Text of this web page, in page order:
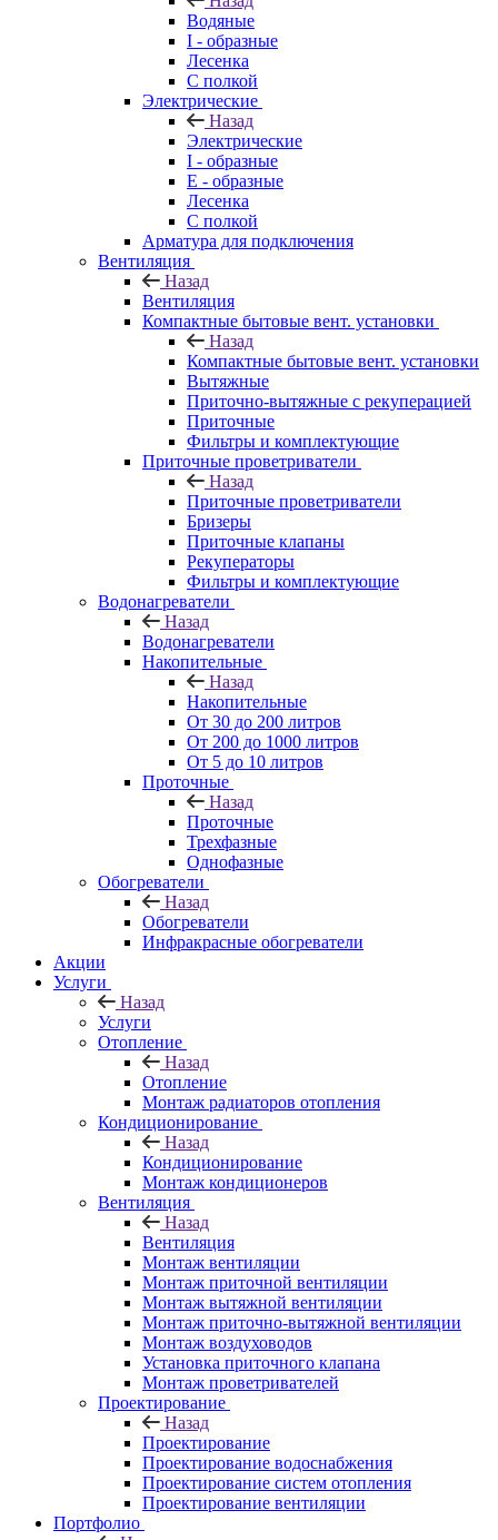
Водяные
I - образные
Лесенка
С полкой
Электрические
Назад
Электрические
I - образные
E - образные
Лесенка
С полкой
Арматура для подключения
Вентиляция
Назад
Вентиляция
Компактные бытовые вент. установки
Назад
Компактные бытовые вент. установки
Вытяжные
Приточно-вытяжные с рекуперацией
Приточные
Фильтры и комплектующие
Приточные проветриватели
Назад
Приточные проветриватели
Бризеры
Приточные клапаны
Рекуператоры
Фильтры и комплектующие
Водонагреватели
Назад
Водонагреватели
Накопительные
Назад
Накопительные
От 30 до 200 литров
От 200 до 1000 литров
От 5 до 10 литров
Проточные
Назад
Проточные
Трехфазные
Однофазные
Обогреватели
Назад
Обогреватели
Инфракрасные обогреватели
Акции
Услуги
Назад
Услуги
Отопление
Назад
Отопление
Монтаж радиаторов отопления
Кондиционирование
Назад
Кондиционирование
Монтаж кондиционеров
Вентиляция
Назад
Вентиляция
Монтаж вентиляции
Монтаж приточной вентиляции
Монтаж вытяжной вентиляции
Монтаж приточно-вытяжной вентиляции
Монтаж воздуховодов
Установка приточного клапана
Монтаж проветривателей
Проектирование
Назад
Проектирование
Проектирование водоснабжения
Проектирование систем отопления
Проектирование вентиляции
Портфолио